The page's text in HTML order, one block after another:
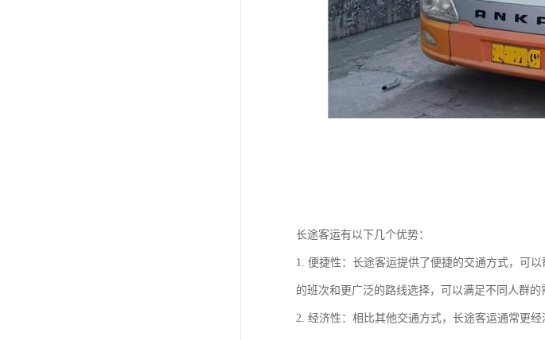
长途客运有以下几个优势：
1. 便捷性：长途客运提供了便捷的交通方式，可
的班次和更广泛的路线选择，可以满足不同人群的
2. 经济性：相比其他交通方式，长途客运通常更